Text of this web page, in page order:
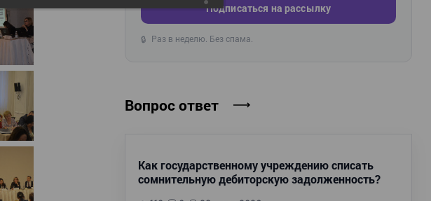
Подписаться на рассылку
🔒 Раз в неделю. Без спама.
Вопрос ответ
Как государственному учреждению списать
сомнительную дебиторскую задолженность?